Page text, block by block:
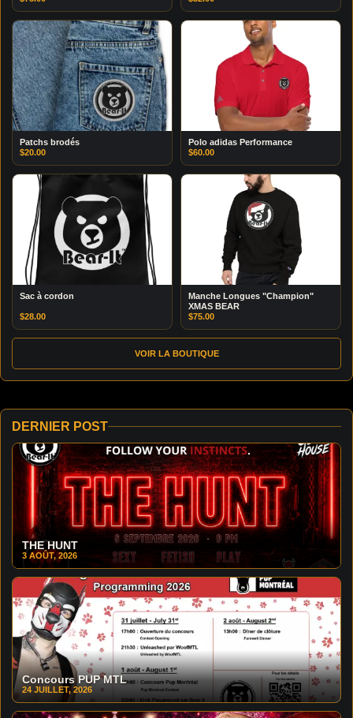
Patchs brodés
$20.00
Polo adidas Performance
$60.00
Sac à cordon
$28.00
Manche Longues "Champion"
XMAS BEAR
$75.00
VOIR LA BOUTIQUE
DERNIER POST
THE HUNT
3 AOÛT, 2026
Concours PUP MTL
24 JUILLET, 2026